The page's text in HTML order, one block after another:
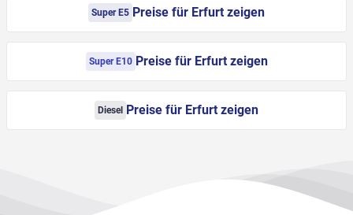
Super E5 Preise für Erfurt zeigen
Super E10 Preise für Erfurt zeigen
Diesel Preise für Erfurt zeigen